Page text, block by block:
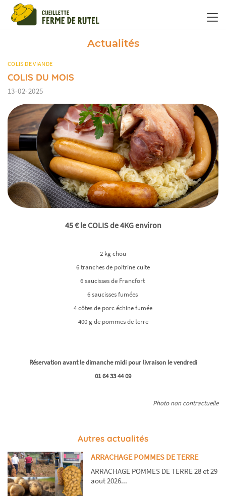
Actualités
COLIS DE VIANDE
COLIS DU MOIS
13-02-2025
45 € le COLIS de 4KG environ
2 kg chou
6 tranches de poitrine cuite
6 saucisses de Francfort
6 saucisses fumées
4 côtes de porc échine fumée
​​​​​​​400 g de pommes de terre
Réservation avant le dimanche midi pour livraison le vendredi
​​​​​​​01 64 33 44 09
Photo non contractuelle
Autres actualités
ARRACHAGE POMMES DE TERRE
ARRACHAGE POMMES DE TERRE 28 et 29
aout 2026...
Panneau de gestion des cookies